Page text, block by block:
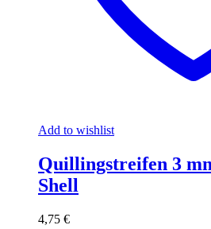
Add to wishlist
Quillingstreifen 3
Shell
4,75 €